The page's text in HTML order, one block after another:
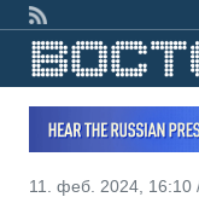
11. феб. 2024, 16:10